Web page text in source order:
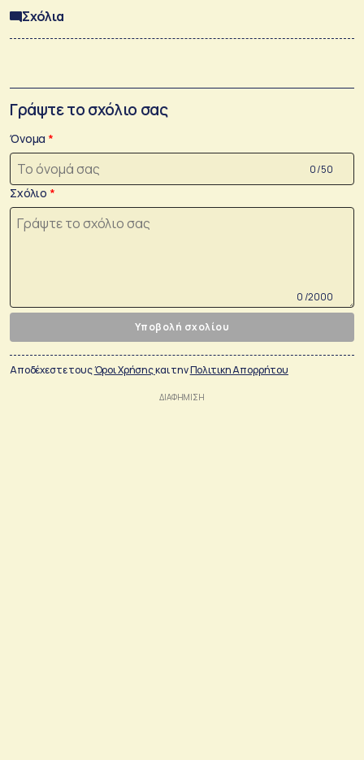
Σχόλια
Γράψτε το σχόλιο σας
Όνομα
0 /50
Σχόλιο
0 /2000
Υποβολή σχολίου
Αποδέχεστε τουςΌροι Χρήσηςκαι τηνΠολιτικη Απορρήτου